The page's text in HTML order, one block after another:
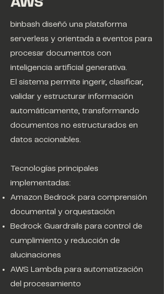
binbash diseñó una plataforma
serverless y orientada a eventos para
procesar documentos con
inteligencia artificial generativa.
El sistema permite ingerir, clasificar,
validar y estructurar información
automáticamente, transformando
documentos no estructurados en
datos accionables.
Tecnologías principales
implementadas:
Amazon Bedrock para comprensión
documental y orquestación
Bedrock Guardrails para control de
cumplimiento y reducción de
alucinaciones
AWS Lambda para automatización
del procesamiento